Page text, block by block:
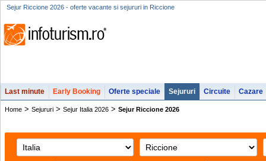
Sejur Riccione 2026 - oferte vacante si sejururi in Riccione
Last minute Early Booking Oferte speciale Sejururi Circuite Cazare
Home > Sejururi > Sejur Italia 2026 > Sejur Riccione 2026